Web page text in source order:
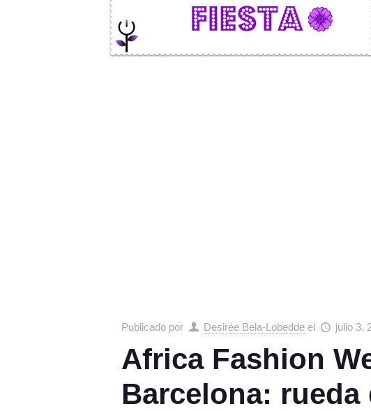
Publicado por Desirée Bela-Lobedde el julio 3,
Africa Fashion
Barcelona: rueda